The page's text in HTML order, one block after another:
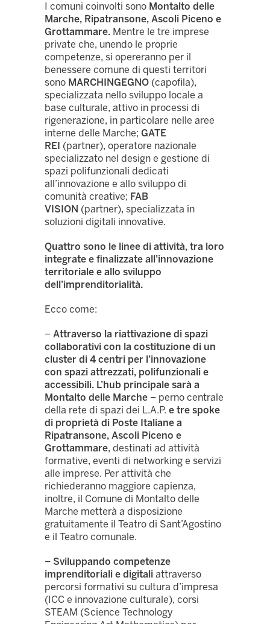
I comuni coinvolti sono Montalto delle
Marche, Ripatransone, Ascoli Piceno e
Grottammare. Mentre le tre imprese
private che, unendo le proprie
competenze, si opereranno per il
benessere comune di questi territori
sono MARCHINGEGNO (capofila),
specializzata nello sviluppo locale a
base culturale, attivo in processi di
rigenerazione, in particolare nelle aree
interne delle Marche; GATE
REI (partner), operatore nazionale
specializzato nel design e gestione di
spazi polifunzionali dedicati
all’innovazione e allo sviluppo di
comunità creative; FAB
VISION (partner), specializzata in
soluzioni digitali innovative.
Quattro sono le linee di attività, tra loro
integrate e finalizzate all’innovazione
territoriale e allo sviluppo
dell’imprenditorialità.
Ecco come:
– Attraverso la riattivazione di spazi
collaborativi con la costituzione di un
cluster di 4 centri per l’innovazione
con spazi attrezzati, polifunzionali e
accessibili. L’hub principale sarà a
Montalto delle Marche – perno centrale
della rete di spazi dei L.A.P. e tre spoke
di proprietà di Poste Italiane a
Ripatransone, Ascoli Piceno e
Grottammare, destinati ad attività
formative, eventi di networking e servizi
alle imprese. Per attività che
richiederanno maggiore capienza,
inoltre, il Comune di Montalto delle
Marche metterà a disposizione
gratuitamente il Teatro di Sant’Agostino
e il Teatro comunale.
– Sviluppando competenze
imprenditoriali e digitali attraverso
percorsi formativi su cultura d’impresa
(ICC e innovazione culturale), corsi
STEAM (Science Technology